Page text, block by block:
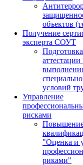
объектов
Получение
эксперта СОУТ
условий
Управление
рисками
"Оценка и
риками"